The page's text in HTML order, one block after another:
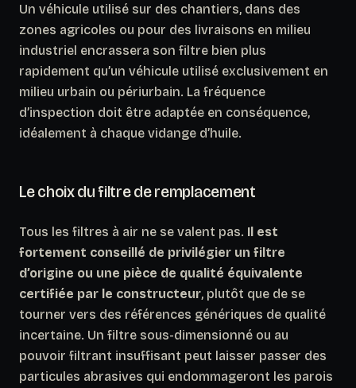
Un véhicule utilisé sur des chantiers, dans des
zones agricoles ou pour des livraisons en milieu
industriel encrassera son filtre bien plus
rapidement qu’un véhicule utilisé exclusivement en
milieu urbain ou périurbain. La fréquence
d’inspection doit être adaptée en conséquence,
idéalement à chaque vidange d’huile.
Le choix du filtre de remplacement
Tous les filtres à air ne se valent pas. Il est
fortement conseillé de privilégier un filtre
d’origine ou une pièce de qualité équivalente
certifiée par le constructeur, plutôt que de se
tourner vers des références génériques de qualité
incertaine. Un filtre sous-dimensionné ou au
pouvoir filtrant insuffisant peut laisser passer des
particules abrasives qui endommageront les parois